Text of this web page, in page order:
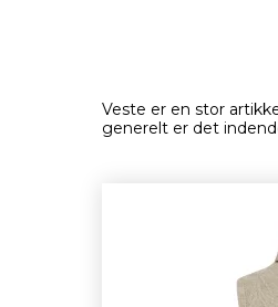
Veste er en stor
generelt er det